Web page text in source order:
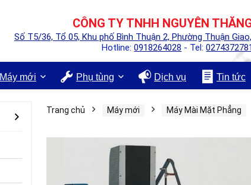
CÔNG TY TNHH NGUYÊN
Số T5/36, Tổ 05, Khu phố Bình Thuận 2, Phường Thuận
Hotline:0918264028 - Tel:
Máy mới Phụ tùng Dịch vụ Tin tức
Trang chủ Máy mới Máy Mài Mặt Phẳng